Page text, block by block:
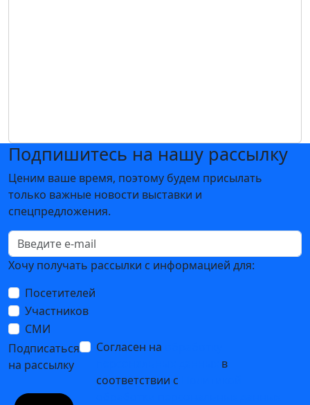
Подпишитесь на нашу рассылку
Ценим ваше время, поэтому будем присылать
только важные новости выставки и
спецпредложения.
Хочу получать рассылки с информацией для:
Посетителей
Участников
СМИ
Подписаться
на рассылку
Согласен на
в
соответствии с